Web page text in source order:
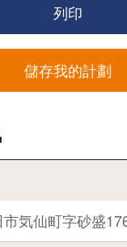
列印
儲存我的計劃
気仙町字砂盛